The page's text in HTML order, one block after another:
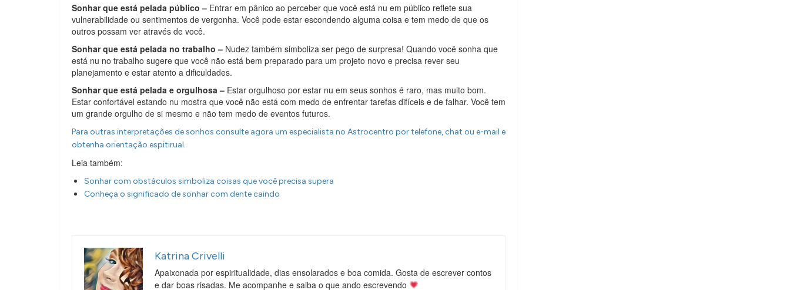
Sonhar que está pelada público – Entrar em pânico ao perceber que você está nu em público reflete sua
vulnerabilidade ou sentimentos de vergonha. Você pode estar escondendo alguma coisa e tem medo de que os
outros possam ver através de você.
Sonhar que está pelada no trabalho – Nudez também simboliza ser pego de surpresa! Quando você sonha que
está nu no trabalho sugere que você não está bem preparado para um projeto novo e precisa rever seu
planejamento e estar atento a dificuldades.
Sonhar que está pelada e orgulhosa – Estar orgulhoso por estar nu em seus sonhos é raro, mas muito bom.
Estar confortável estando nu mostra que você não está com medo de enfrentar tarefas difíceis e de falhar. Você tem
um grande orgulho de si mesmo e não tem medo de eventos futuros.
Para outras interpretações de sonhos consulte agora um especialista no Astrocentro por telefone, chat ou e-mail e
obtenha orientação espitirual.
Leia também:
Sonhar com obstáculos simboliza coisas que você precisa supera
Conheça o significado de sonhar com dente caindo
Katrina Crivelli
Apaixonada por espiritualidade, dias ensolarados e boa comida. Gosta de escrever contos
e dar boas risadas. Me acompanhe e saiba o que ando escrevendo